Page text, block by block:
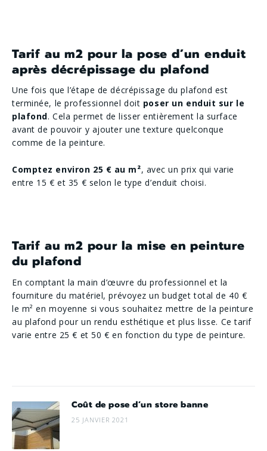
Tarif au m2 pour la pose d’un enduit
après décrépissage du plafond
Une fois que l’étape de décrépissage du plafond est
terminée, le professionnel doit poser un enduit sur le
plafond. Cela permet de lisser entièrement la surface
avant de pouvoir y ajouter une texture quelconque
comme de la peinture.
Comptez environ 25 € au m², avec un prix qui varie
entre 15 € et 35 € selon le type d’enduit choisi.
Tarif au m2 pour la mise en peinture
du plafond
En comptant la main d’œuvre du professionnel et la
fourniture du matériel, prévoyez un budget total de 40 €
le m² en moyenne si vous souhaitez mettre de la peinture
au plafond pour un rendu esthétique et plus lisse. Ce tarif
varie entre 25 € et 50 € en fonction du type de peinture.
Coût de pose d’un store banne
25 JANVIER 2021